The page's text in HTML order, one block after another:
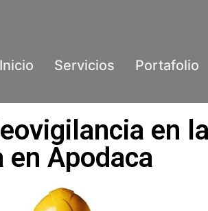
Inicio Servicios Portafolio
en
en Apodaca